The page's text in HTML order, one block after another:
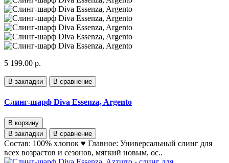
5 199.00 р.
В закладки В сравнение
Слинг-шарф Diva Essenza, Argento
В корзину
В закладки
В сравнение
Состав: 100% хлопок ♥ Главное: Универсальный слинг для
всех возрастов и сезонов, мягкий новым, ос..